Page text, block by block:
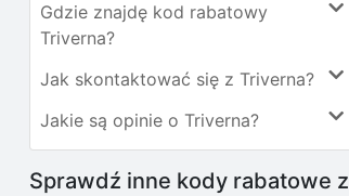
Gdzie znajdę kod rabatowy
Triverna?
Jak skontaktować się z Triverna?
Jakie są opinie o Triverna?
Sprawdź inne kody rabatowe z